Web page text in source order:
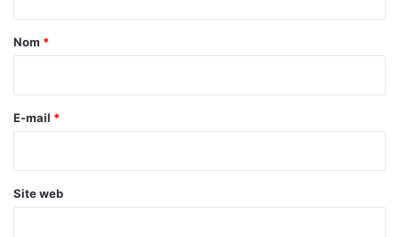
a
e
Nom *
E-mail *
Site web